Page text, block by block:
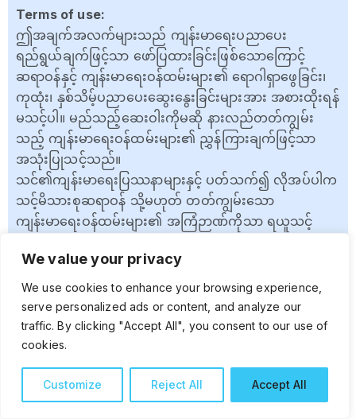
We value your privacy
We use cookies to enhance your browsing experience,
serve personalized ads or content, and analyze our
traffic. By clicking "Accept All", you consent to our use of
cookies.
Customize Reject All Accept All
Terms of use:
ဤအချက်အလက်များသည် ကျန်းမာရေးပညာပေး
ရည်ရွယ်ချက်ဖြင့်သာ ဖော်ပြထားခြင်းဖြစ်သောကြောင့်
ဆရာဝန်နှင့် ကျန်းမာရေးဝန်ထမ်းများ၏ ရောဂါရှာဖွေခြင်း၊
ကုထုံး၊ နှစ်သိမ့်ပညာပေးဆွေးနွေးခြင်းများအား အစားထိုးရန်
မသင့်ပါ။ မည်သည့်ဆေးဝါးကိုမဆို နားလည်တတ်ကျွမ်း
သည့် ကျန်းမာရေးဝန်ထမ်းများ၏ ညွှန်ကြားချက်ဖြင့်သာ
အသုံးပြုသင့်သည်။
သင်၏ကျန်းမာရေးပြဿနာများနှင့် ပတ်သက်၍ လိုအပ်ပါက
သင့်မိသားစုဆရာဝန် သို့မဟုတ် တတ်ကျွမ်းသော
ကျန်းမာရေးဝန်ထမ်းများ၏ အကြံဉာဏ်ကိုသာ ရယူသင့်
Copyrights :All content appearing on “ကျန်းမာသုတ”which is
owned and operated by CLL HEALTH, is protected by
copyright and may not be reused or reproduced without
explicit permission.